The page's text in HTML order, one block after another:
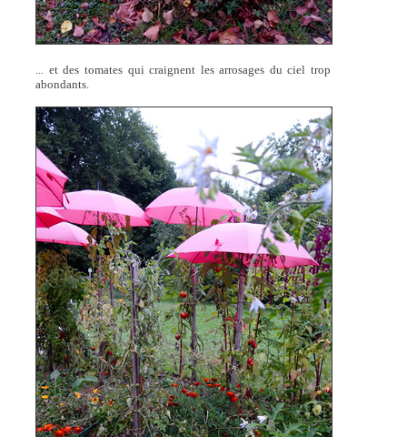
... et des tomates qui craignent les arrosages du ciel trop
abondants.